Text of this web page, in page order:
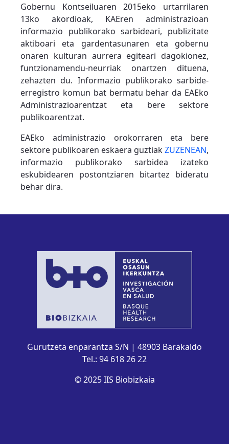
Gobernu Kontseiluaren 2015eko urtarrilaren
13ko akordioak, KAEren administrazioan
informazio publikorako sarbideari, publizitate
aktiboari eta gardentasunaren eta gobernu
onaren kulturan aurrera egiteari dagokionez,
funtzionamendu-neurriak onartzen dituena,
zehazten du. Informazio publikorako sarbide-
erregistro komun bat bermatu behar da EAEko
Administrazioarentzat eta bere sektore
publikoarentzat.
EAEko administrazio orokorraren eta bere
sektore publikoaren eskaera guztiakZUZENEAN,
informazio publikorako sarbidea izateko
eskubidearen postontziaren bitartez bideratu
behar dira.
Gurutzeta enparantza S/N | 48903 Barakaldo
Tel.: 94 618 26 22
© 2025 IIS Biobizkaia